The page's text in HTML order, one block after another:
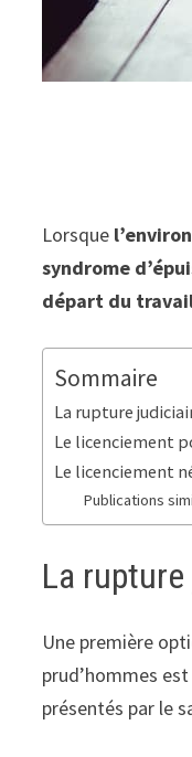
Lorsque
syndrome
départ du
Sommaire
La rupture
Le licenciement
Le licenciement
Publications
La
Une première
prud’hommes
présentés par le